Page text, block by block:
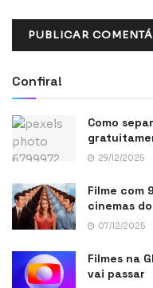
Confira!
Como
29/12/2025
Filme com
cinemas
07/12/2025
Filmes na
vai passar